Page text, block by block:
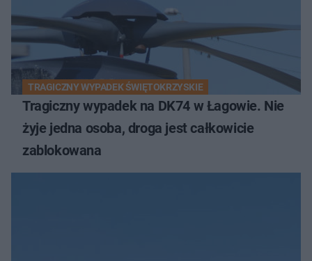
TRAGICZNY WYPADEK ŚWIĘTOKRZYSKIE
Tragiczny wypadek na DK74 w Łagowie. Nie
żyje jedna osoba, droga jest całkowicie
zablokowana